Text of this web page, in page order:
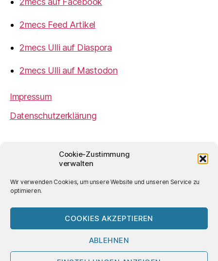
Cookie-Zustimmung
verwalten
Wir verwenden Cookies, um unsere Website und unseren Service zu
optimieren.
COOKIES AKZEPTIEREN
ABLEHNEN
2mecs Feed Artikel
2mecs Ulli auf Diaspora
2mecs Ulli auf Mastodon
Impressum
Datenschutzerklärung
Ulrich Würdemannist sofern nicht
anders angegeben lizenziert unter einer
Creative
Lizenz.